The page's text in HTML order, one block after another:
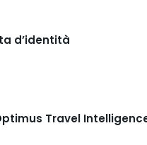
d’identità
Travel